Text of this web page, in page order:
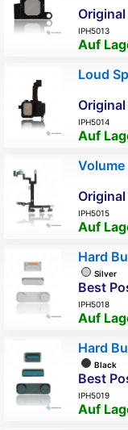
Original
IPH5013
Auf
Loud
Original
IPH5014
Auf
Original
IPH5015
Auf
Hard
Silver
Best
IPH5018
Auf
Hard
Black
Best
IPH5019
Auf